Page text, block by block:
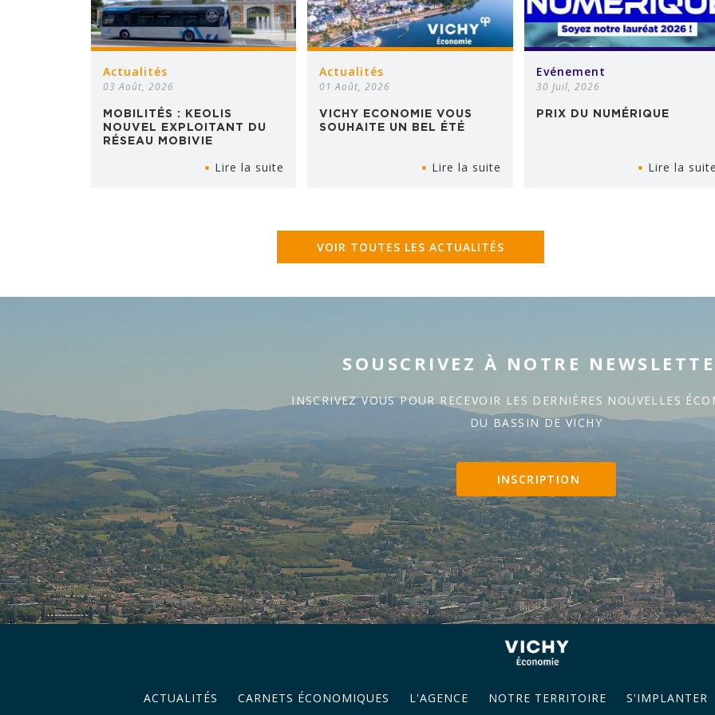
Actualités
03 Août, 2026
MOBILITÉS : KEOLIS
NOUVEL EXPLOITANT DU
RÉSEAU MOBIVIE
Lire la suite
Actualités
01 Août, 2026
VICHY ECONOMIE VOUS
SOUHAITE UN BEL ÉTÉ
Lire la suite
Evénement
30 Juil, 2026
PRIX DU NUMÉRIQUE
Lire la
VOIR TOUTES LES ACTUALITÉS
SOUSCRIVEZ À NOTRE
INSCRIVEZ VOUS POUR RECEVOIR LES DERNIÈRES NOUVELLES
DU BASSIN DE VICHY
INSCRIPTION
ACTUALITÉS CARNETS ÉCONOMIQUES L'AGENCE NOTRE TERRITOIRE S'IMPLANTER